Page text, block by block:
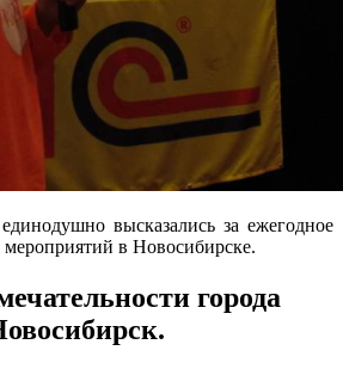
высказались за ежегодное
в Новосибирске.
города